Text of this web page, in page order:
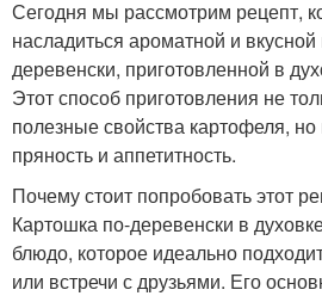
Сегодня мы рассмотрим рецепт,
насладиться ароматной и
деревенски, приготовленной в
Этот способ приготовления не
полезные свойства картофеля,
пряность и аппетитность.
Почему стоит попробовать этот
Картошка по-деревенски в
блюдо, которое идеально
или встречи с друзьями. Его